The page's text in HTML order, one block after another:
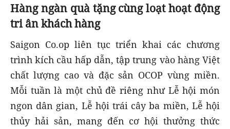
Hàng ngàn quà tặng cùng loạt hoạt động
tri ân khách hàng
Saigon Co.op liên tục triển khai các chương
trình kích cầu hấp dẫn, tập trung vào hàng Việt
chất lượng cao và đặc sản OCOP vùng miền.
Mỗi tuần là một chủ đề riêng như Lễ hội món
ngon dân gian, Lễ hội trái cây ba miền, Lễ hội
thủy hải sản, mang đến cơ hội thưởng thức